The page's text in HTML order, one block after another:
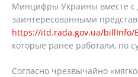
Минцифры Украины вместе с
заинтересованными
https://itd.rada.gov.ua/billInfo/
которые ранее работали, по
Согласно чрезвычайно